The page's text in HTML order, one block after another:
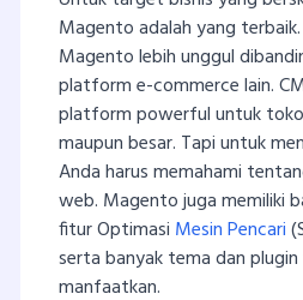
Magento adalah yang
Magento lebih unggul
platform e-commerce lain.
platform powerful untuk toko
maupun besar. Tapi untuk
Anda harus memahami
web. Magento juga memiliki
fitur Optimasi Mesin Pencari
serta banyak tema dan
manfaatkan.